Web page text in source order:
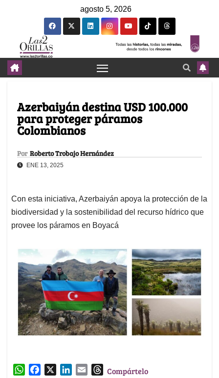
agosto 5, 2026
Azerbaiyán destina USD 100.000
para proteger páramos
Colombianos
Por Roberto Trobajo Hernández
ENE 13, 2025
Con esta iniciativa, Azerbaiyán apoya la protección de la
biodiversidad y la sostenibilidad del recurso hídrico que
provee los páramos en Boyacá
W
TCompártelo